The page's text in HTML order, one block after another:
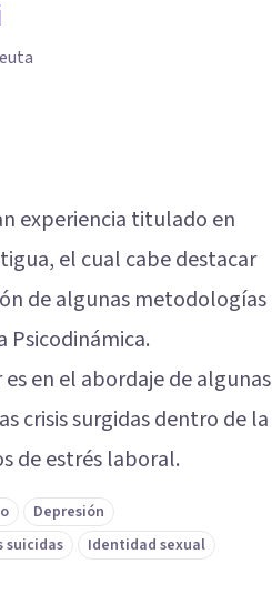
experiencia titulado en
el cual cabe destacar
de algunas metodologías
Psicodinámica.
en el abordaje de algunas
crisis surgidas dentro de la
de estrés laboral.
Depresión
suicidas
Identidad sexual